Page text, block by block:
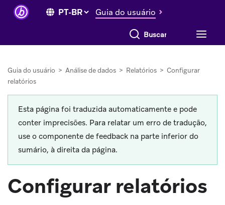
Guia do usuário
Buscar tudo
Guia do usuário > Análise de dados > Relatórios > Configurar
relatórios
Esta página foi traduzida automaticamente e pode
conter imprecisões. Para relatar um erro de tradução,
use o componente de feedback na parte inferior do
sumário, à direita da página.
Configurar relatórios